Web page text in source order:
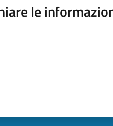
le